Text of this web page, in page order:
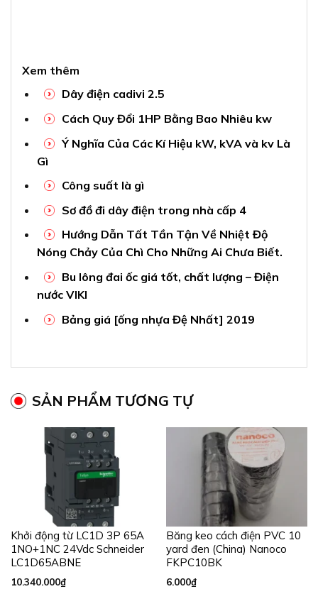
Xem thêm
Dây điện cadivi 2.5
Cách Quy Đổi 1HP Bằng Bao Nhiêu kw
Ý Nghĩa Của Các Kí Hiệu kW, kVA và kv Là
Gì
Công suất là gì
Sơ đồ đi dây điện trong nhà cấp 4
Hướng Dẫn Tất Tần Tận Về Nhiệt Độ
Nóng Chảy Của Chì Cho Những Ai Chưa Biết.
Bu lông đai ốc giá tốt, chất lượng – Điện
nước VIKI
Bảng giá [ống nhựa Đệ Nhất] 2019
SẢN PHẨM TƯƠNG TỰ
Khởi động từ LC1D 3P 65A
1NO+1NC 24Vdc Schneider
LC1D65ABNE
10.340.000₫
Băng keo cách điện PVC 10
yard đen (China) Nanoco
FKPC10BK
6.000₫